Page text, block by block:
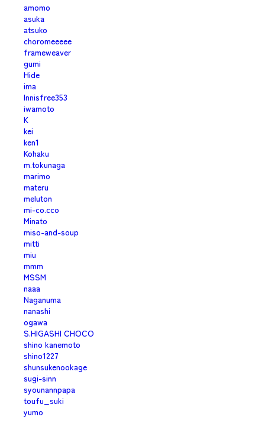
amomo
asuka
atsuko
choromeeeee
frameweaver
gumi
Hide
ima
Innisfree353
iwamoto
K
kei
ken1
Kohaku
m.tokunaga
marimo
materu
meluton
mi-co.cco
Minato
miso-and-soup
mitti
miu
mmm
MSSM
naaa
Naganuma
nanashi
ogawa
S.HIGASHI CHOCO
shino kanemoto
shino1227
shunsukenookage
sugi-sinn
syounannpapa
toufu_suki
yumo